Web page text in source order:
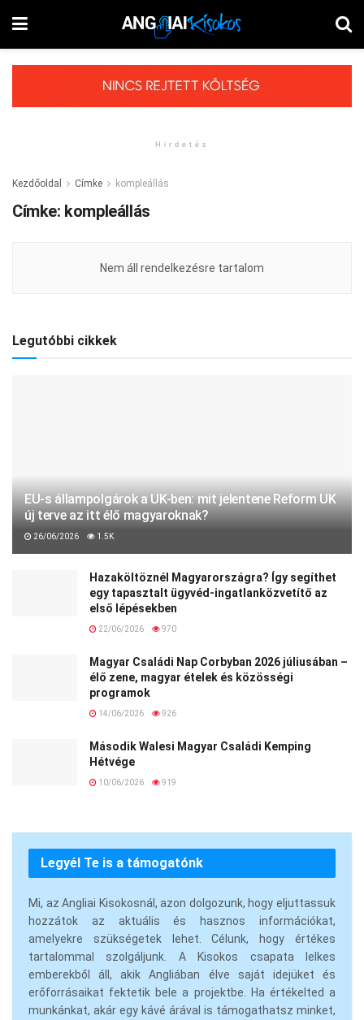
Hirdetés
Kezdőoldal Címke kompleállás
Címke: kompleállás
Nem áll rendelkezésre tartalom
Legutóbbi cikkek
EU-s állampolgárok a UK-ben: mit jelentene Reform UK
új terve az itt élő magyaroknak?
26/06/2026 1.5K
Hazaköltöznél Magyarországra? Így segíthet
egy tapasztalt ügyvéd-ingatlanközvetítő az
első lépésekben
22/06/2026 970
Magyar Családi Nap Corbyban 2026 júliusában –
élő zene, magyar ételek és közösségi
programok
14/06/2026 926
Második Walesi Magyar Családi Kemping
Hétvége
10/06/2026 919
Legyél Te is a támogatónk
Mi, az Angliai Kisokosnál, azon dolgozunk, hogy eljuttassuk
hozzátok az aktuális és hasznos információkat,
amelyekre szükségetek lehet. Célunk, hogy értékes
tartalommal szolgáljunk. A Kisokos csapata lelkes
emberekből áll, akik Angliában élve saját idejüket és
erőforrásaikat fektetik bele a projektbe. Ha értékelted a
munkánkat, akár egy kávé árával is támogathatsz minket,